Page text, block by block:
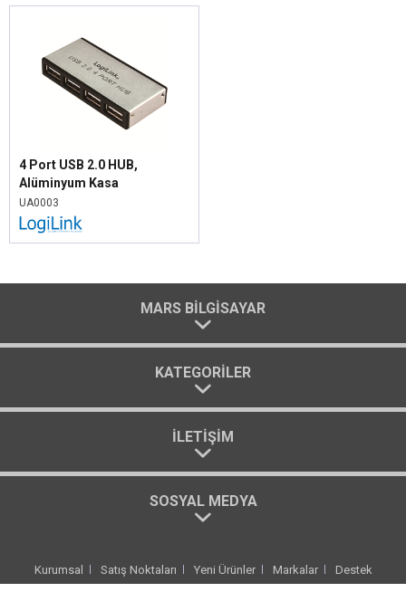
4 Port USB 2.0 HUB,
Alüminyum Kasa
UA0003
MARS BILGISAYAR
KATEGORILER
İLETIŞIM
SOSYAL MEDYA
Kurumsal Satış Noktaları Yeni Ürünler Markalar Destek